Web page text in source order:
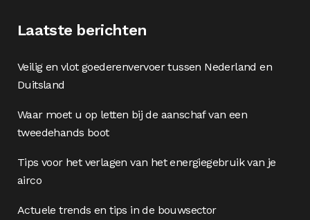
Laatste berichten
Veilig en vlot goederenvervoer tussen Nederland en
Duitsland
Waar moet u op letten bij de aanschaf van een
tweedehands boot
Tips voor het verlagen van het energiegebruik van je
airco
Actuele trends en tips in de bouwsector